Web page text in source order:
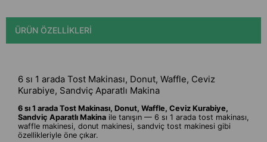
ÜRÜN ÖZELLIKLERI
6 sı 1 arada Tost Makinası, Donut, Waffle, Ceviz
Kurabiye, Sandviç Aparatlı Makina
6 sı 1 arada Tost Makinası, Donut, Waffle, Ceviz Kurabiye,
Sandviç Aparatlı Makina ile tanışın — 6 sı 1 arada tost makinası,
waffle makinesi, donut makinesi, sandviç tost makinesi gibi
özellikleriyle öne çıkar.